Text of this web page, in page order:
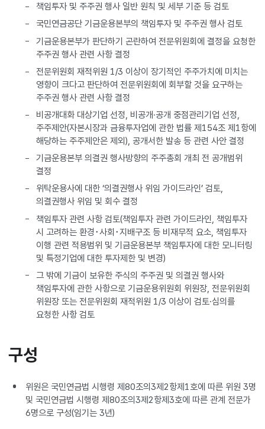
책임투자 및 주주권 행사 일반 원칙 및 세부 기준 등 검토
국민연금공단 기금운용본부의 책임투자 및 주주권 행사 검토
기금운용본부가 판단하기 곤란하여 전문위원회에 결정을 요청한
주주권 행사 관련 사항 결정
전문위원회 재적위원 1/3 이상이 장기적인 주주가치에 미치는
영향이 크다고 판단하여 전문위원회에 회부할 것을 요구하는
주주권 행사 관련 사항 결정
비공개대화 대상기업 선정, 비공개·공개 중점관리기업 선정,
주주제안(자본시장과 금융투자업에 관한 법률 제154조 제1항에
해당하는 주주제안은 제외), 공개서한 발송 등 관련 사안 결정
기금운용본부 의결권 행사방향의 주주총회 개최 전 공개범위
결정
위탁운용사에 대한 ‘의결권행사 위임 가이드라인’ 검토,
의결권행사 위임 및 회수 결정
책임투자 관련 사항 검토(책임투자 관련 가이드라인, 책임투자
시 고려하는 환경･사회･지배구조 등 비재무적 요소, 책임투자
이행 관련 적용범위 및 기금운용본부 책임투자에 대한 모니터링
및 특정기업에 대한 투자제한 및 변경)
그 밖에 기금이 보유한 주식의 주주권 및 의결권 행사와
책임투자에 관한 사항으로 기금운용위원회 위원장, 전문위원회
위원장 또는 전문위원회 재적위원 1/3 이상이 검토·심의를
요청한 사항 검토
구성
위원은 국민연금법 시행령 제80조의3제2항제1호에 따른 위원 3명
및 국민연금법 시행령 제80조의3제2항제3호에 따른 관계 전문가
6명으로 구성(임기는 3년)